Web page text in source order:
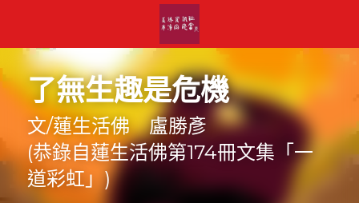
了無生趣是危機
文/蓮生活佛　盧勝彥
(恭錄自蓮生活佛第174冊文集「一
道彩虹」)